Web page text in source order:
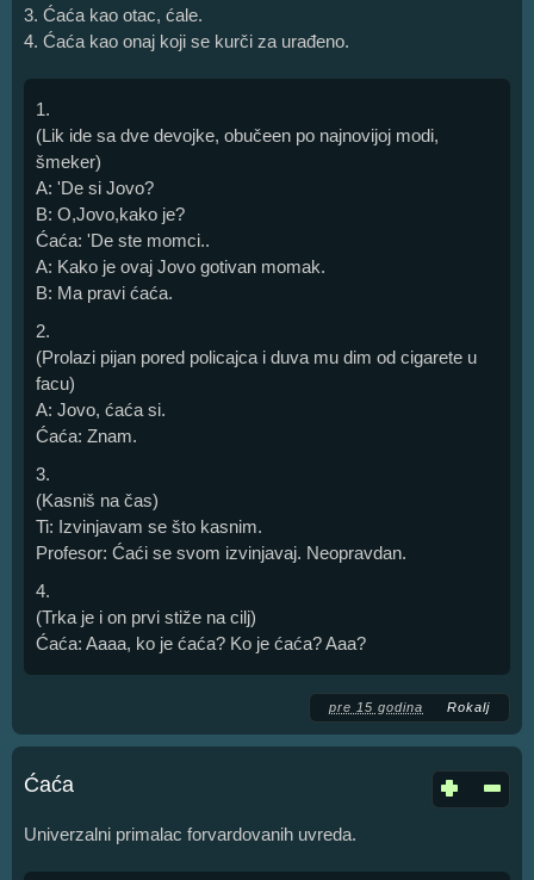
3. Ćaća kao otac, ćale.
4. Ćaća kao onaj koji se kurči za urađeno.
1.
(Lik ide sa dve devojke, obučeen po najnovijoj modi,
šmeker)
A: 'De si Jovo?
B: O,Jovo,kako je?
Ćaća: 'De ste momci..
A: Kako je ovaj Jovo gotivan momak.
B: Ma pravi ćaća.
2.
(Prolazi pijan pored policajca i duva mu dim od cigarete u
facu)
A: Jovo, ćaća si.
Ćaća: Znam.
3.
(Kasniš na čas)
Ti: Izvinjavam se što kasnim.
Profesor: Ćaći se svom izvinjavaj. Neopravdan.
4.
(Trka je i on prvi stiže na cilj)
Ćaća: Aaaa, ko je ćaća? Ko je ćaća? Aaa?
pre 15 godina Rokalj
Ćaća
Univerzalni primalac forvardovanih uvreda.